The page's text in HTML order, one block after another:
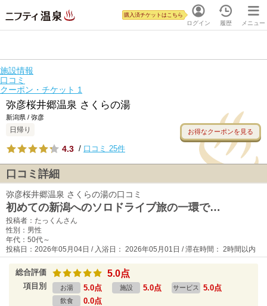
ログイン
購入済チケットはこちら
履歴 メニュー
施設情報
口コミ
クーポン・チケット 1
弥彦桜井郷温泉 さくらの湯
新潟県 / 弥彦
日帰り お得なクーポンを見る
4.3 / 口コミ 25件
口コミ詳細
弥彦桜井郷温泉 さくらの湯の口コミ
初めての新潟へのソロドライブ旅の一環で…
投稿者：たっくんさん
性別：男性
年代：50代～
投稿日：2026年05月04日 / 入浴日： 2026年05月01日 / 滞在時間： 2時間以内
総合評価 5.0点
項目別 お湯 5.0点 施設 5.0点 サービス 5.0点
飲食 0.0点